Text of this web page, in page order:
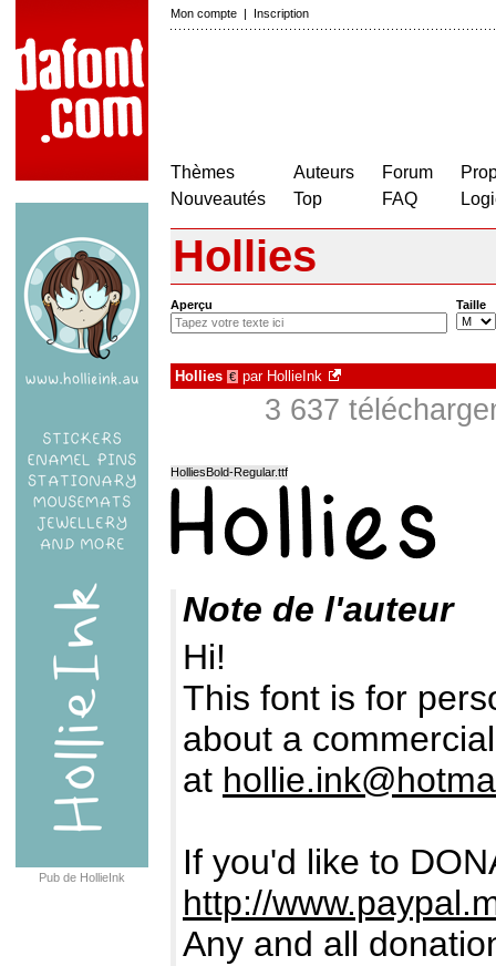
Mon compte | Inscription
Thèmes
Nouveautés
Auteurs
Top
Forum
FAQ
Pub de HollieInk
Hollies
Aperçu Taille
Hollies € par HollieInk
3 637
HolliesBold-Regular.ttf
Note de l'auteur
Hi!
This font is for
about a
at
If you'd like to
http://
Any and all